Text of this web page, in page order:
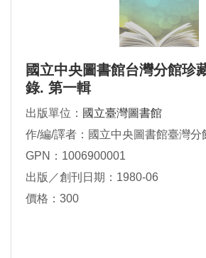
國立中央圖書館台灣分館珍
錄. 第一輯
出版單位： 國立臺灣圖書館
作/編/譯者：國立中央圖書館臺灣分
GPN：1006900001
出版／創刊日期：1980-06
價格：300